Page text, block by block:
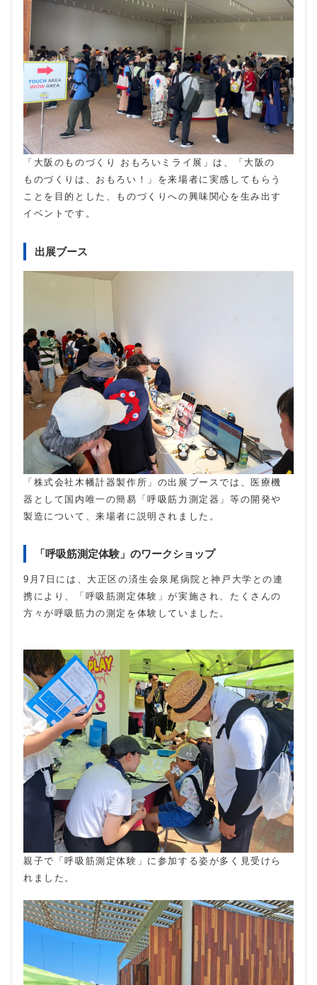
「大阪のものづくり おもろいミライ展」は、「大阪の
ものづくりは、おもろい！」を来場者に実感してもらう
ことを目的とした、ものづくりへの興味関心を生み出す
イベントです。
出展ブース
「株式会社木幡計器製作所」の出展ブースでは、医療機
器として国内唯一の簡易「呼吸筋力測定器」等の開発や
製造について、来場者に説明されました。
「呼吸筋測定体験」のワークショップ
9月7日には、大正区の済生会泉尾病院と神戸大学との連
携により、「呼吸筋測定体験」が実施され、たくさんの
方々が呼吸筋力の測定を体験していました。
親子で「呼吸筋測定体験」に参加する姿が多く見受けら
れました。